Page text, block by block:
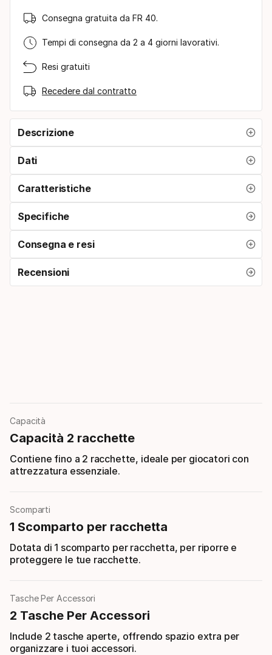
Consegna gratuita da FR 40.
Tempi di consegna da 2 a 4 giorni lavorativi.
Resi gratuiti
Recedere dal contratto
Descrizione
Dati
Caratteristiche
Specifiche
Consegna e resi
Recensioni
Capacità
Capacità 2 racchette
Contiene fino a 2 racchette, ideale per giocatori con
attrezzatura essenziale.
Scomparti
1 Scomparto per racchetta
Dotata di 1 scomparto per racchetta, per riporre e
proteggere le tue racchette.
Tasche Per Accessori
2 Tasche Per Accessori
Include 2 tasche aperte, offrendo spazio extra per
organizzare i tuoi accessori.